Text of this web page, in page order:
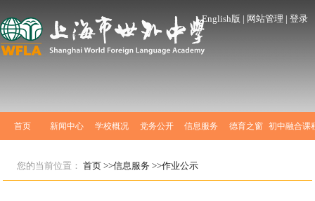
English版 | 网站管理 | 登录
首页 新闻中心 学校概况 党务公开 信息服务 德育之窗 初中融合课
您的当前位置：首页 >>信息服务 >>作业公示